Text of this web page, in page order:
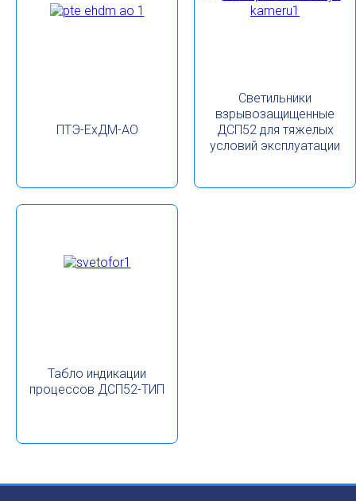
ПТЭ-ЕхДМ-АО
Светильники
взрывозащищенные
ДСП52 для тяжелых
условий эксплуатации
Табло индикации
процессов ДСП52-ТИП